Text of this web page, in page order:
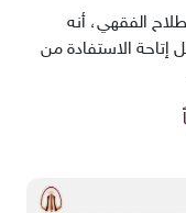
الفقهي، أنه
إتاحة الاستفادة من